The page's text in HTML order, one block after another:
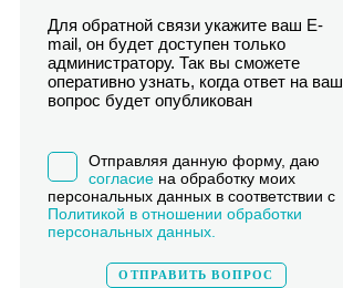
Для обратной связи укажите ваш E-
mail, он будет доступен только
администратору. Так вы сможете
оперативно узнать, когда ответ на ваш
вопрос будет опубликован
Отправляя данную форму, даю
согласиена обработку моих
персональных данных в соответствии с
Политикой в отношении обработки
персональных данных.